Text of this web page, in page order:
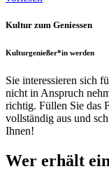
Kultur zum Geniessen
Kulturgenießer*in werden
Sie interessieren sich
nicht in Anspruch
richtig. Füllen Sie das
vollständig aus und
Ihnen!
Wer erhält